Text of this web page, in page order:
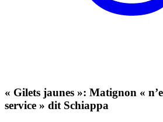
« Gilets jaunes »: Matignon «
service » dit Schiappa